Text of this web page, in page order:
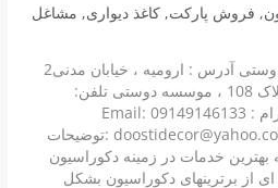
, فروش پارکت,کاغذ دیواری, مشاغل
موسسه دکوراسیون داخلی دوستی آدرس : ارومیه ، خیابان مدنی2
روبروی مسجد حاج ابوطالب پلاک 108 ، موسسه دوستی تلفن:
04432237713 واتساپ و تلگرام : 09149146133 Email:
doostidecor@yahoo.com Instagram: doostidecor :توضیحات
خدمات در زمینه دکوراسیون
از برترینهای دکوراسیون بشکل